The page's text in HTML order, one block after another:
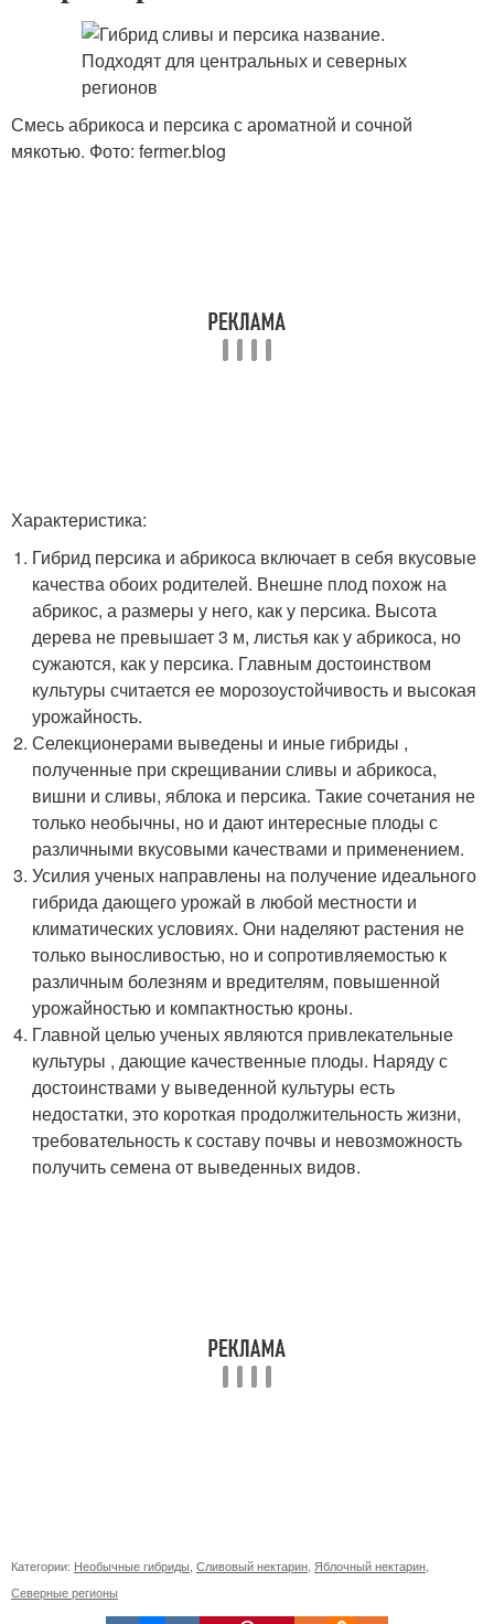
Смесь абрикоса и персика с ароматной и сочной
мякотью. Фото: fermer.blog
Характеристика:
Гибрид персика и абрикоса включает в себя вкусовые
качества обоих родителей. Внешне плод похож на
абрикос, а размеры у него, как у персика. Высота
дерева не превышает 3 м, листья как у абрикоса, но
сужаются, как у персика. Главным достоинством
культуры считается ее морозоустойчивость и высокая
урожайность.
Селекционерами выведены и иные гибриды ,
полученные при скрещивании сливы и абрикоса,
вишни и сливы, яблока и персика. Такие сочетания не
только необычны, но и дают интересные плоды с
различными вкусовыми качествами и применением.
Усилия ученых направлены на получение идеального
гибрида дающего урожай в любой местности и
климатических условиях. Они наделяют растения не
только выносливостью, но и сопротивляемостью к
различным болезням и вредителям, повышенной
урожайностью и компактностью кроны.
Главной целью ученых являются привлекательные
культуры , дающие качественные плоды. Наряду с
достоинствами у выведенной культуры есть
недостатки, это короткая продолжительность жизни,
требовательность к составу почвы и невозможность
получить семена от выведенных видов.
Категории: Необычные гибриды Сливовый нектарин Яблочный нектарин
Северные регионы